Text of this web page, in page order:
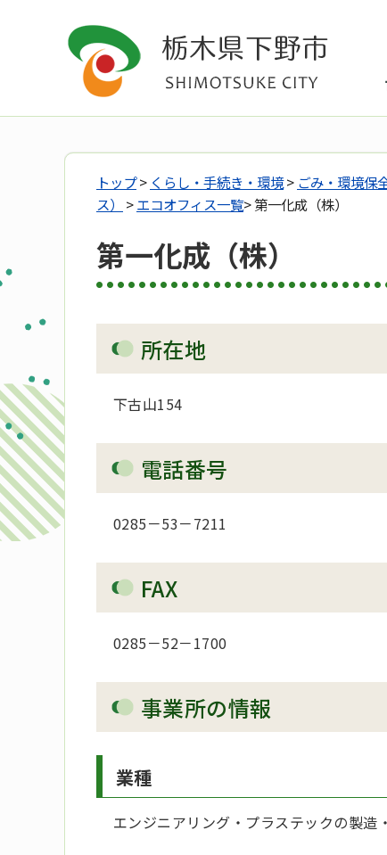
トップ> くらし・手続き・環境> ごみ・環境保
ス）
>エコオフィス一覧> 第一化成（株）
第一化成（株）
所在地
下古山154
電話番号
0285－53－7211
FAX
0285－52－1700
事業所の情報
業種
エンジニアリング・プラステックの製造